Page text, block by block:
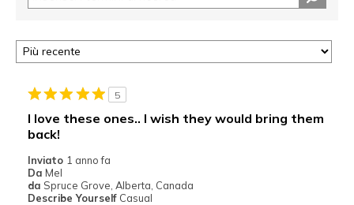
5
I love these ones.. I wish they would bring them
back!
Inviato 1 anno fa
Da Mel
da Spruce Grove, Alberta, Canada
Describe Yourself Casual